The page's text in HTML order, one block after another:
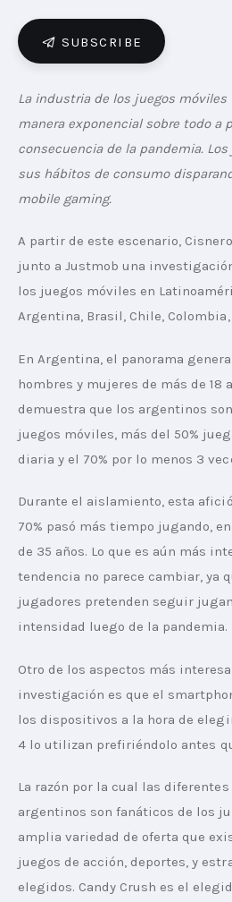
SUBSCRIBE
La industria de los juegos móviles
manera exponencial sobre todo a
consecuencia de la pandemia.
sus hábitos de consumo
mobile gaming.
A partir de este escenario,
junto a Justmob una
los juegos móviles en
Argentina, Brasil, Chile,
En Argentina, el panorama
hombres y mujeres de más de 18
demuestra que los argentinos
juegos móviles, más del 50%
diaria y el 70% por lo menos 3
Durante el aislamiento, esta
70% pasó más tiempo jugando,
de 35 años. Lo que es aún más
tendencia no parece cambiar, ya
jugadores pretenden seguir
intensidad luego de la pandemia.
Otro de los aspectos más
investigación es que el
los dispositivos a la hora de
4 lo utilizan prefiriéndolo antes
La razón por la cual las
argentinos son fanáticos de los
amplia variedad de oferta que
juegos de acción, deportes, y
elegidos. Candy Crush es el